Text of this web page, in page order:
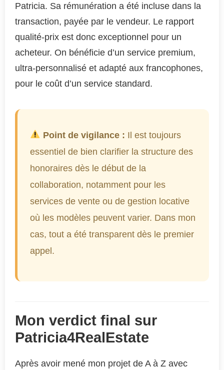
Patricia. Sa rémunération a été incluse dans la
transaction, payée par le vendeur. Le rapport
qualité-prix est donc exceptionnel pour un
acheteur. On bénéficie d’un service premium,
ultra-personnalisé et adapté aux francophones,
pour le coût d’un service standard.
Point de vigilance : Il est toujours
essentiel de bien clarifier la structure des
honoraires dès le début de la
collaboration, notamment pour les
services de vente ou de gestion locative
où les modèles peuvent varier. Dans mon
cas, tout a été transparent dès le premier
appel.
Mon verdict final sur
Patricia4RealEstate
Après avoir mené mon projet de A à Z avec